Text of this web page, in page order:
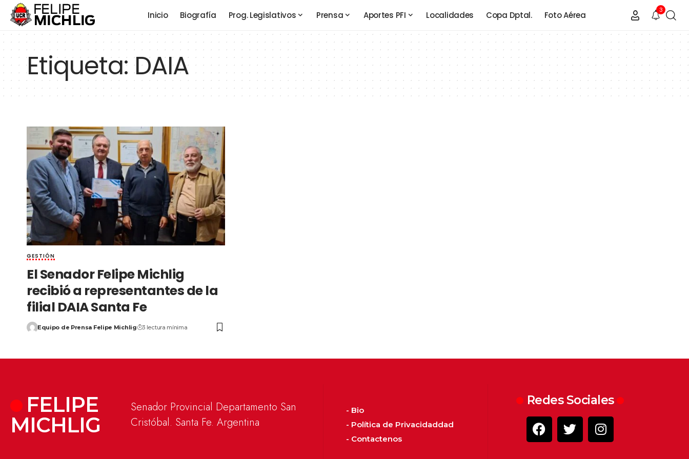
Inicio Biografía Prog. Legislativos Prensa Aportes PFI Localidades Copa Dptal. Foto Aérea
3
Etiqueta:DAIA
GESTIÓN
El Senador Felipe Michlig
recibió a representantes de la
filial DAIA Santa Fe
Equipo de Prensa Felipe Michlig 3 lectura mínima
FELIPE
MICHLIG
Senador Provincial Departamento San
Cristóbal. Santa Fe. Argentina
- Bio
- Política de Privacidaddad
- Contactenos
Redes Sociales